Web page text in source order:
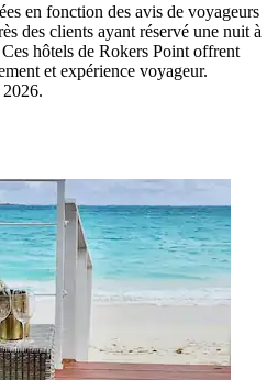
en fonction des avis de voyageurs
des clients ayant réservé une nuit à
hôtels de Rokers Point offrent
et expérience voyageur.
2026.